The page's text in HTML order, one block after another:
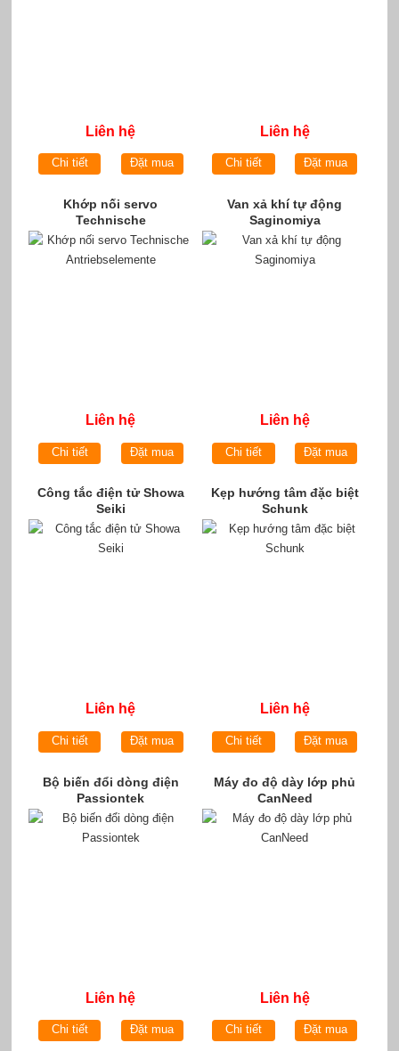
Liên hệ
Chi tiết Đặt mua
Liên hệ
Chi tiết Đặt mua
Khớp nối servo
Technische
Antriebselemente
Liên hệ
Chi tiết Đặt mua
Van xả khí tự động
Saginomiya
Liên hệ
Chi tiết Đặt mua
Công tắc điện tử Showa
Seiki
Liên hệ
Chi tiết Đặt mua
Kẹp hướng tâm đặc biệt
Schunk
Liên hệ
Chi tiết Đặt mua
Bộ biến đổi dòng điện
Passiontek
Liên hệ
Chi tiết Đặt mua
Máy đo độ dày lớp phủ
CanNeed
Liên hệ
Chi tiết Đặt mua